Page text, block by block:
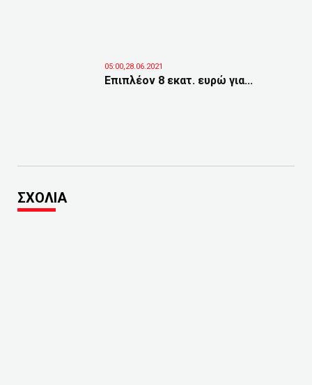
05:00,28.06.2021
Επιπλέον 8 εκατ. ευρώ για...
ΣΧΟΛΙΑ